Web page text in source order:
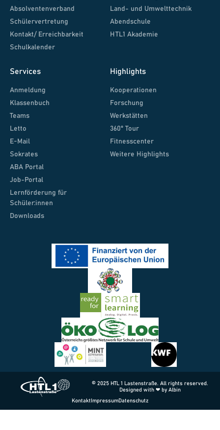
Absolventenverband
Schülervertretung
Kontakt/ Erreichbarkeit
Schulkalender
Land- und Umwelttechnik
Abendschule
HTL1 Akademie
Services
Anmeldung
Klassenbuch
Teams
Letto
E-Mail
Sokrates
ABA Portal
Job-Portal
Lernförderung für
Schüler:innen
Downloads
Highlights
Kooperationen
Forschung
Werkstätten
360° Tour
Fitnesscenter
Weitere Highlights
© 2025 HTL 1 Lastenstraße. All rights reserved.
Designed with ❤ by Albin
KontaktImpressumDatenschutz